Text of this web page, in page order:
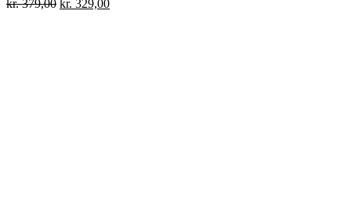
kr.379,00 kr. 329,00